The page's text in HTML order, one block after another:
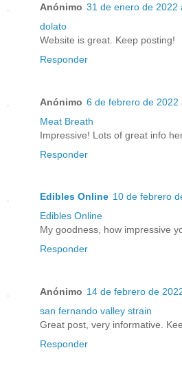
Anónimo 31 de enero de 2022
dolato
Website is great. Keep posting!
Responder
Anónimo 6 de febrero de 2022
Meat Breath
Impressive! Lots of great info
Responder
Edibles Online 10 de febrero
Edibles Online
My goodness, how impressive
Responder
Anónimo 14 de febrero de
san fernando valley strain
Great post, very informative.
Responder